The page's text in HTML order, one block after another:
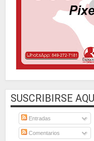
SUSCRIBIRSE AQUÍ
Entradas
Comentarios